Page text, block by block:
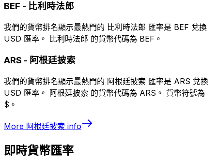
BEF - 比利時法郎
我們的貨幣排名顯示最熱門的 比利時法郎 匯率是 BEF 兌換
USD 匯率。 比利時法郎 的貨幣代碼為 BEF。
ARS - 阿根廷披索
我們的貨幣排名顯示最熱門的 阿根廷披索 匯率是 ARS 兌換
USD 匯率。 阿根廷披索 的貨幣代碼為 ARS。 貨幣符號為
$。
More 阿根廷披索 info
即時貨幣匯率